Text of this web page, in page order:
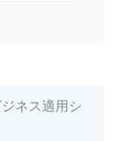
ネス適用シ